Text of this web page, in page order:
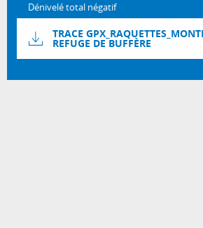
Dénivelé total négatif
Documentation
TRACE
REFUGE DE BUFFÈRE